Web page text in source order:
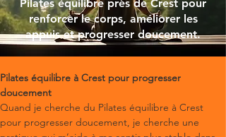
Pilates équilibre près de Crest pour
renforcer le corps, améliorer les
appuis et progresser doucement.
Pilates équilibre à Crest pour progresser
doucement
Quand je cherche du Pilates équilibre à Crest
pour progresser doucement, je cherche une